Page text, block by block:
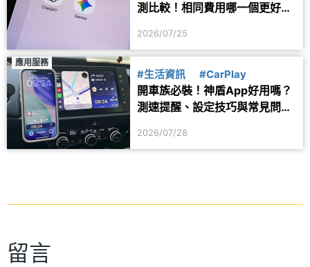
測比較！相同費用哪一個更好
2026/07/25
應用服務
#生活資訊 #CarPlay
開車族必裝！神盾App好用嗎？
測速提醒、設定技巧與常見問題
2026/07/28
留言